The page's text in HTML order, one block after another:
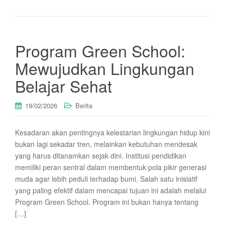
Program Green School:
Mewujudkan Lingkungan
Belajar Sehat
19/02/2026 Berita
Kesadaran akan pentingnya kelestarian lingkungan hidup kini
bukan lagi sekadar tren, melainkan kebutuhan mendesak
yang harus ditanamkan sejak dini. Institusi pendidikan
memiliki peran sentral dalam membentuk pola pikir generasi
muda agar lebih peduli terhadap bumi. Salah satu inisiatif
yang paling efektif dalam mencapai tujuan ini adalah melalui
Program Green School. Program ini bukan hanya tentang
[…]